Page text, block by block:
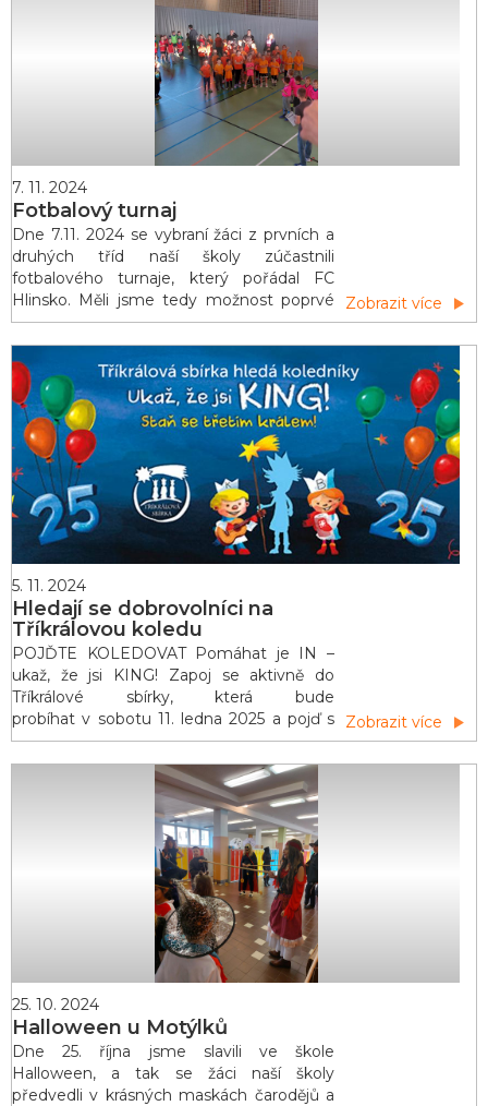
plavání jsme si velice užili. Nejlepší byl
konec výcviku, kdy jsme si mohli za o
7. 11. 2024
Fotbalový turnaj
Dne 7.11. 2024 se vybraní žáci z prvních a
druhých tříd naší školy zúčastnili
fotbalového turnaje, který pořádal FC
Hlinsko. Měli jsme tedy možnost poprvé
navštívit novou halu při ZŠ Resslova. Utkali
jsme se se stejně zapálenými sportovci ze
ZŠ Smetanova, ZŠ Kameničky, ZŠ Trhová
Kamenice a samozřejmě i s domácím
týmem ZŠ Resslova. Nebylo vítězů ani
poražených, hráli jsme jen
Zobrazit více
5. 11. 2024
Hledají se dobrovolníci na
Tříkrálovou koledu
POJĎTE KOLEDOVAT Pomáhat je IN –
ukaž, že jsi KING! Zapoj se aktivně do
Tříkrálové sbírky, která bude
probíhat v sobotu 11. ledna 2025 a pojď s
námi koledovat. Nezáleží na věku, ani na
tom, kde bydlíš, důležité je nadšení a chuť
pomáhat. Být koledníkem, je překonat
sám sebe! Zažij, jaké je to pomáhat
ostatním! Koledníci Tříkrálové sbírky jsou
Zobrazit více
25. 10. 2024
Halloween u Motýlků
Dne 25. října jsme slavili ve škole
Halloween, a tak se žáci naší školy
předvedli v krásných maskách čarodějů a